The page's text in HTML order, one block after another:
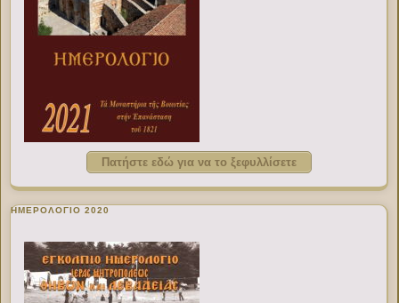
Πατήστε εδώ για να το ξεφυλλίσετε
ΗΜΕΡΟΛΟΓΙΟ 2020